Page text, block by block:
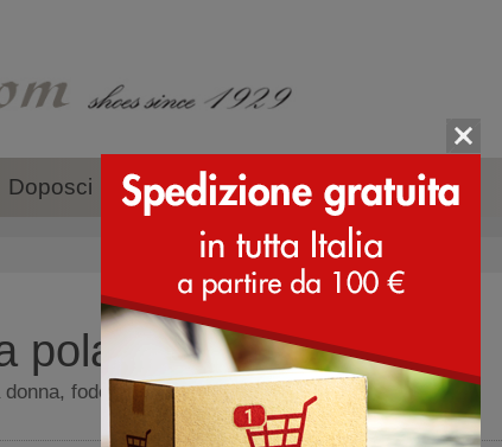
Doposci Accessori Marche
polacco
fodera in pelo - Donna polacco